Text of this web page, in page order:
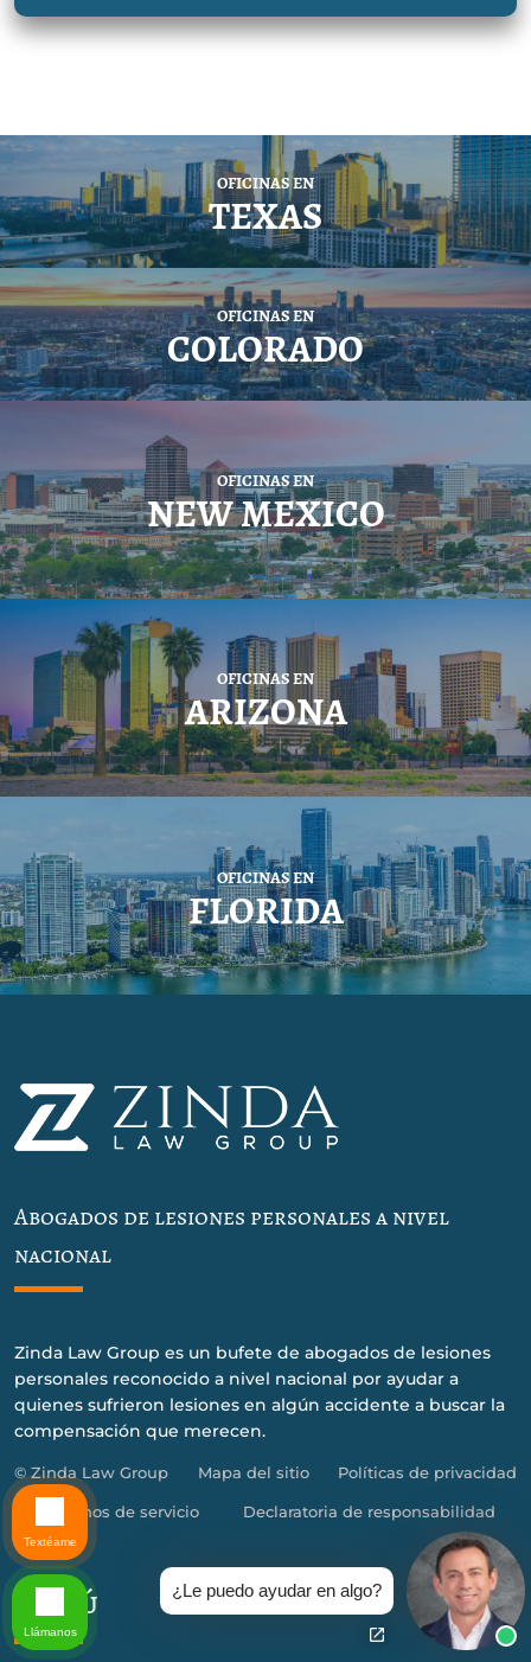
OFICINAS EN
TEXAS
OFICINAS EN
COLORADO
OFICINAS EN
NEW MEXICO
OFICINAS EN
ARIZONA
OFICINAS EN
FLORIDA
Abogados de lesiones personales a nivel
nacional
Zinda Law Group es un bufete de abogados de lesiones
personales reconocido a nivel nacional por ayudar a
quienes sufrieron lesiones en algún accidente a buscar la
compensación que merecen.
© Zinda Law Group Mapa del sitio Políticas de privacidad
Términos de servicio Declaratoria de responsabilidad
Menú ¿Le puedo ayudar en algo?
Textéame
Llámanos